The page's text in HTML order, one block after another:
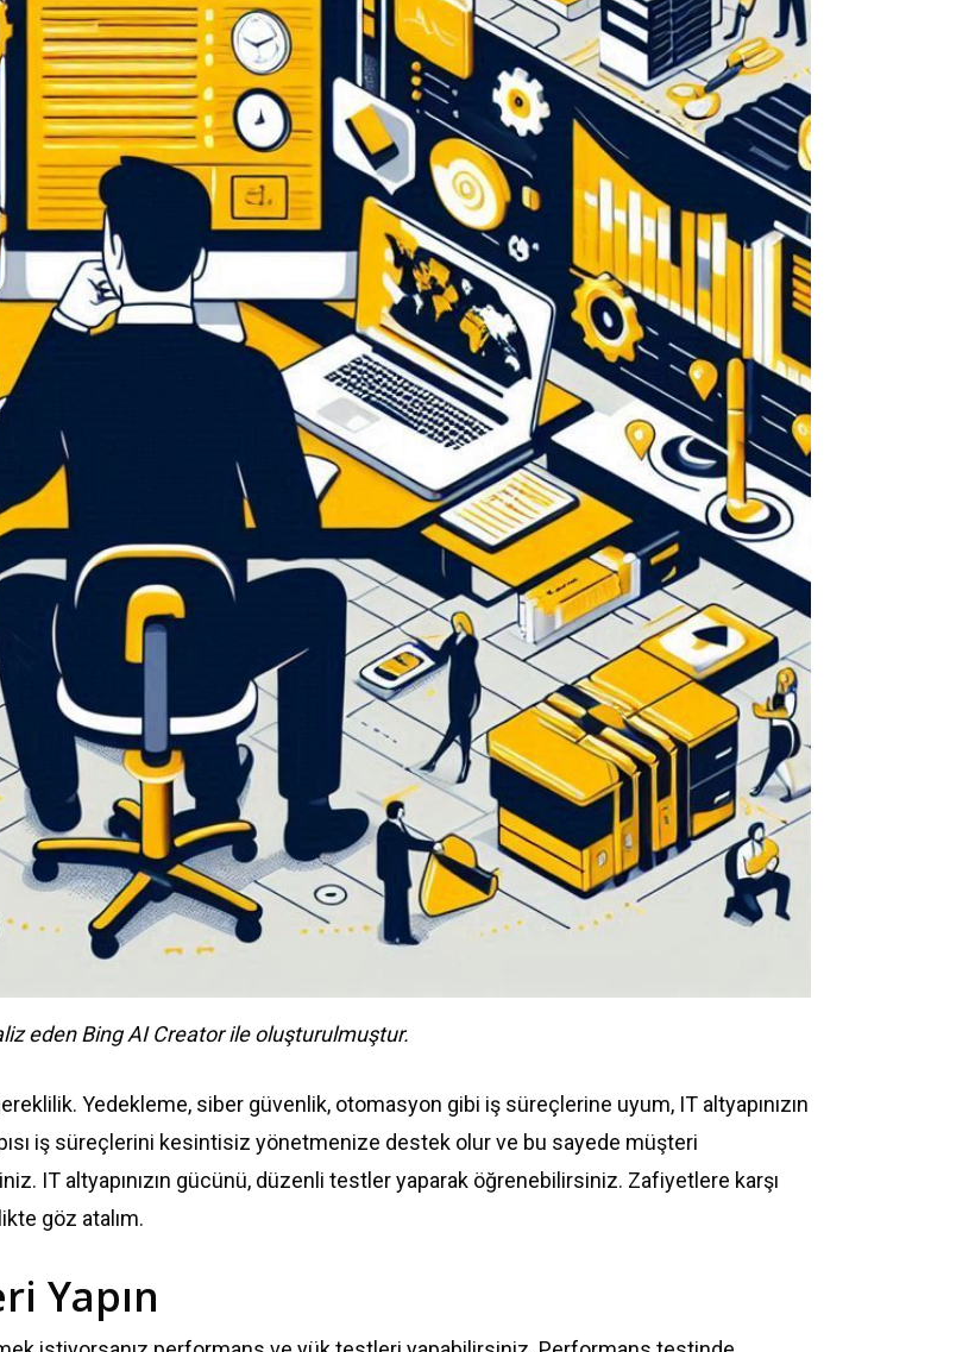
eden Bing AI Creator ile oluşturulmuştur.
Yedekleme, siber güvenlik, otomasyon gibi iş süreçlerine uyum, IT altyapınızın
iş süreçlerini kesintisiz yönetmenize destek olur ve bu sayede müşteri
IT altyapınızın gücünü, düzenli testler yaparak öğrenebilirsiniz. Zafiyetlere karşı
göz atalım.
Yapın